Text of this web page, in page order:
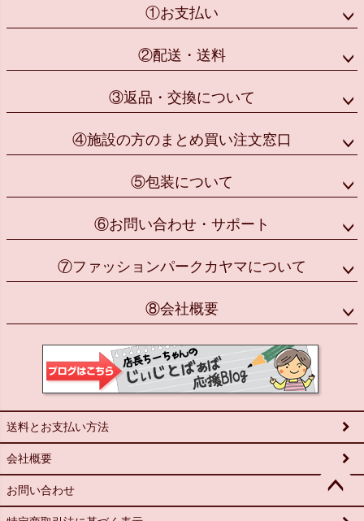
①お支払い
②配送・送料
③返品・交換について
④施設の方のまとめ買い注文窓口
⑤包装について
⑥お問い合わせ・サポート
⑦ファッションパークカヤマについて
⑧会社概要
送料とお支払い方法
会社概要
お問い合わせ